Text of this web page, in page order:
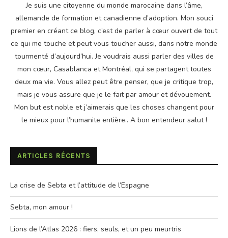
Je suis une citoyenne du monde marocaine dans l’âme,
allemande de formation et canadienne d’adoption. Mon souci
premier en créant ce blog, c’est de parler à cœur ouvert de tout
ce qui me touche et peut vous toucher aussi, dans notre monde
tourmenté d’aujourd’hui. Je voudrais aussi parler des villes de
mon cœur, Casablanca et Montréal, qui se partagent toutes
deux ma vie. Vous allez peut être penser, que je critique trop,
mais je vous assure que je le fait par amour et dévouement.
Mon but est noble et j’aimerais que les choses changent pour
le mieux pour l’humanite entière.. A bon entendeur salut !
ARTICLES RÉCENTS
La crise de Sebta et l’attitude de l’Espagne
Sebta, mon amour !
Lions de l’Atlas 2026 : fiers, seuls, et un peu meurtris